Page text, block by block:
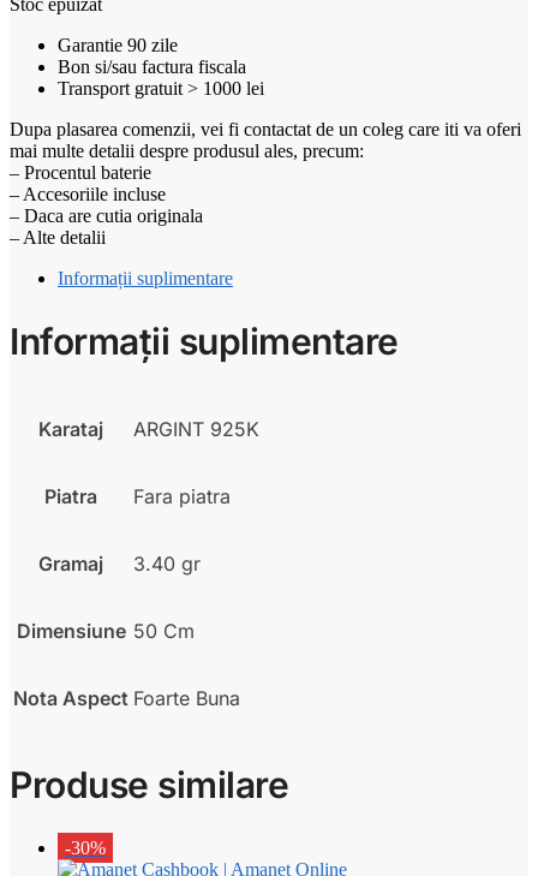
Stoc epuizat
Garantie 90 zile
Bon si/sau factura fiscala
Transport gratuit > 1000 lei
Dupa plasarea comenzii, vei fi contactat de un coleg care iti va oferi
mai multe detalii despre produsul ales, precum:
– Procentul baterie
– Accesoriile incluse
– Daca are cutia originala
– Alte detalii
Informații suplimentare
Informații suplimentare
Karataj ARGINT 925K
Piatra Fara piatra
Gramaj 3.40 gr
Dimensiune 50 Cm
Nota Aspect Foarte Buna
Produse similare
-30%